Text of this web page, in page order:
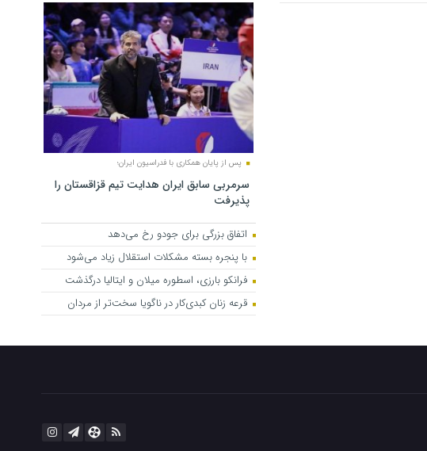
پس از پایان همکاری با فدراسیون ایران؛
سرمربی سابق ایران هدایت تیم قزاقستان را
پذیرفت
اتفاق بزرگی برای جودو رخ می‌دهد
با پنجره بسته مشکلات استقلال زیاد می‌شود
فرانکو بارزی، اسطوره میلان و ایتالیا درگذشت
قرعه زنان کبدی‌کار در ناگویا سخت‌تر از مردان